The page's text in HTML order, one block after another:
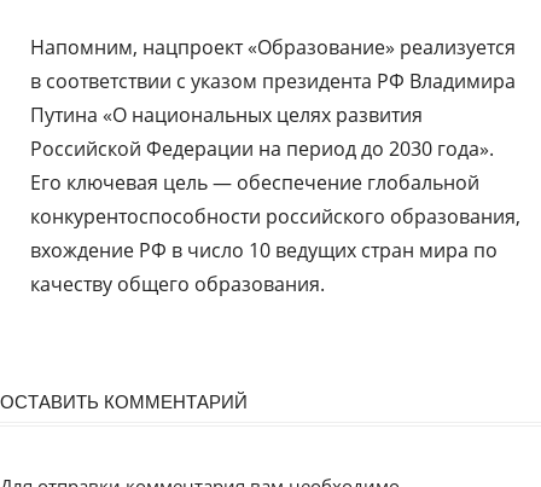
Напомним, нацпроект «Образование» реализуется
в соответствии с указом президента РФ Владимира
Путина «О национальных целях развития
Российской Федерации на период до 2030 года».
Его ключевая цель — обеспечение глобальной
конкурентоспособности российского образования,
вхождение РФ в число 10 ведущих стран мира по
качеству общего образования.
ОСТАВИТЬ КОММЕНТАРИЙ